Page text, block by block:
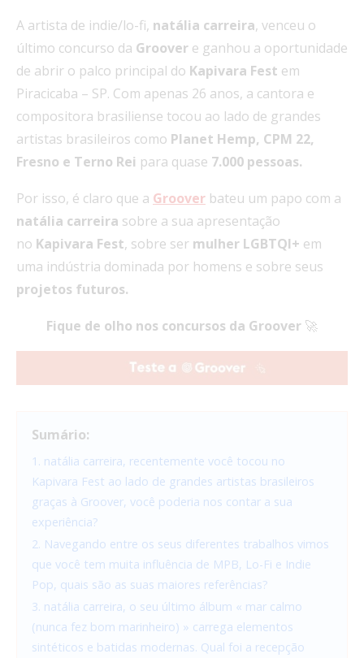
A artista de indie/lo-fi, natália carreira, venceu o
último concurso da Groover e ganhou a oportunidade
de abrir o palco principal do Kapivara Fest em
Piracicaba – SP. Com apenas 26 anos, a cantora e
compositora brasiliense tocou ao lado de grandes
artistas brasileiros como Planet Hemp, CPM 22,
Fresno e Terno Rei para quase 7.000 pessoas.
Por isso, é claro que a Groover bateu um papo com a
natália carreira sobre a sua apresentação
no Kapivara Fest, sobre ser mulher LGBTQI+ em
uma indústria dominada por homens e sobre seus
projetos futuros.
Fique de olho nos concursos da Groover 🚀
Sumário:
1. natália carreira, recentemente você tocou no
Kapivara Fest ao lado de grandes artistas brasileiros
graças à Groover, você poderia nos contar a sua
experiência?
2. Navegando entre os seus diferentes trabalhos vimos
que você tem muita influência de MPB, Lo-Fi e Indie
Pop, quais são as suas maiores referências?
3. natália carreira, o seu último álbum « mar calmo
(nunca fez bom marinheiro) » carrega elementos
sintéticos e batidas modernas. Qual foi a recepção